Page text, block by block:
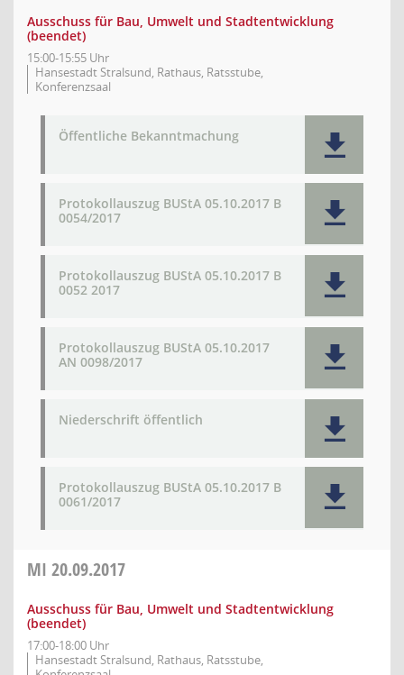
Ausschuss für Bau, Umwelt und Stadtentwicklung
(beendet)
15:00-15:55 Uhr
Hansestadt Stralsund, Rathaus, Ratsstube,
Konferenzsaal
Öffentliche Bekanntmachung
Protokollauszug BUStA 05.10.2017 B
0054/2017
Protokollauszug BUStA 05.10.2017 B
0052 2017
Protokollauszug BUStA 05.10.2017
AN 0098/2017
Niederschrift öffentlich
Protokollauszug BUStA 05.10.2017 B
0061/2017
MI 20.09.2017
Ausschuss für Bau, Umwelt und Stadtentwicklung
(beendet)
17:00-18:00 Uhr
Hansestadt Stralsund, Rathaus, Ratsstube,